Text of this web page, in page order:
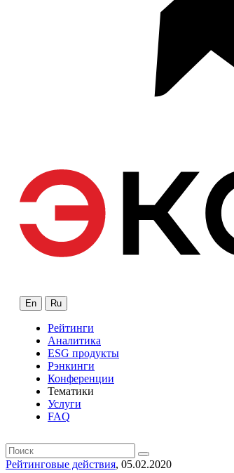
En Ru
Рейтинги
Аналитика
ESG продукты
Рэнкинги
Конференции
Тематики
Услуги
FAQ
Рейтинговые действия, 05.02.2020